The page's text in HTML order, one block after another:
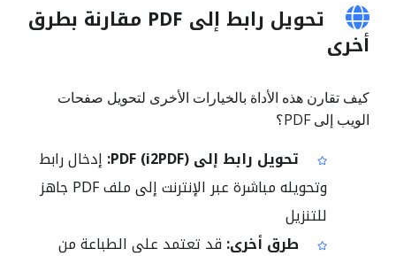
تحويل رابط إلى PDF مقارنة بطرق
أخرى
كيف تقارن هذه الأداة بالخيارات الأخرى لتحويل صفحات
الويب إلى PDF؟
تحويل رابط إلى PDF (i2PDF):
إدخال رابط
وتحويله مباشرة عبر الإنترنت إلى ملف PDF جاهز
للتنزيل
طرق أخرى: قد تعتمد على الطباعة من